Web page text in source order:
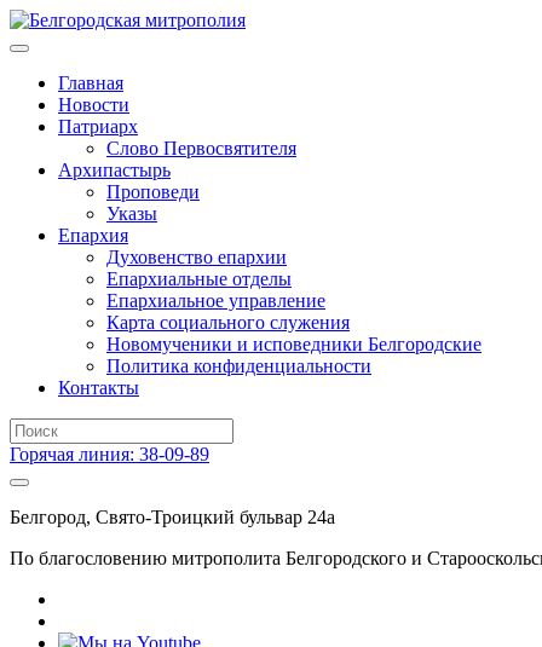
Главная
Новости
Патриарх
Слово Первосвятителя
Архипастырь
Проповеди
Указы
Епархия
Духовенство епархии
Епархиальные отделы
Епархиальное управление
Карта социального служения
Новомученики и исповедники Белгородские
Политика конфиденциальности
Контакты
Горячая линия: 38-09-89
Белгород, Свято-Троицкий бульвар 24а
По благословению митрополита Белгородского и